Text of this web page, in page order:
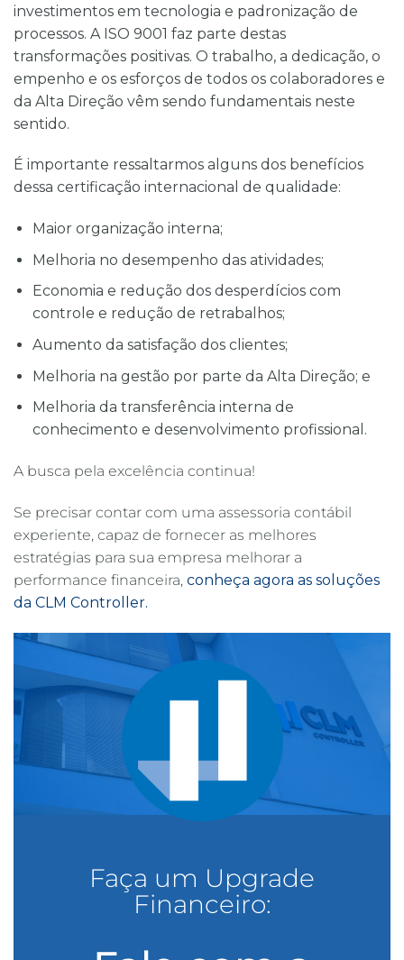
investimentos em tecnologia e padronização de
processos. A ISO 9001 faz parte destas
transformações positivas. O trabalho, a dedicação, o
empenho e os esforços de todos os colaboradores e
da Alta Direção vêm sendo fundamentais neste
sentido.
É importante ressaltarmos alguns dos benefícios
dessa certificação internacional de qualidade:
Maior organização interna;
Melhoria no desempenho das atividades;
Economia e redução dos desperdícios com
controle e redução de retrabalhos;
Aumento da satisfação dos clientes;
Melhoria na gestão por parte da Alta Direção; e
Melhoria da transferência interna de
conhecimento e desenvolvimento profissional.
A busca pela excelência continua!
Se precisar contar com uma assessoria contábil
experiente, capaz de fornecer as melhores
estratégias para sua empresa melhorar a
performance financeira, conheça agora as soluções
da CLM Controller.
Faça um Upgrade
Financeiro: